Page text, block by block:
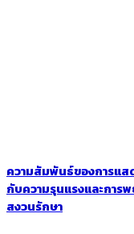
ความสัมพันธ์ของการแ
กับความรุนแรงและการ
สงวนรักษา